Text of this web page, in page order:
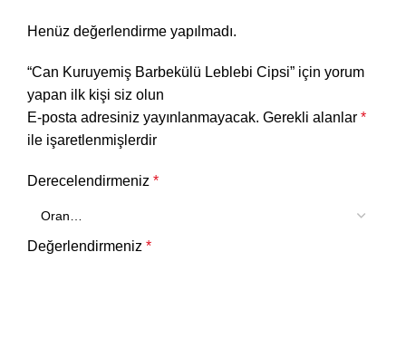
Henüz değerlendirme yapılmadı.
“Can Kuruyemiş Barbekülü Leblebi Cipsi” için yorum
yapan ilk kişi siz olun
E-posta adresiniz yayınlanmayacak. Gerekli alanlar *
ile işaretlenmişlerdir
Derecelendirmeniz *
Değerlendirmeniz *